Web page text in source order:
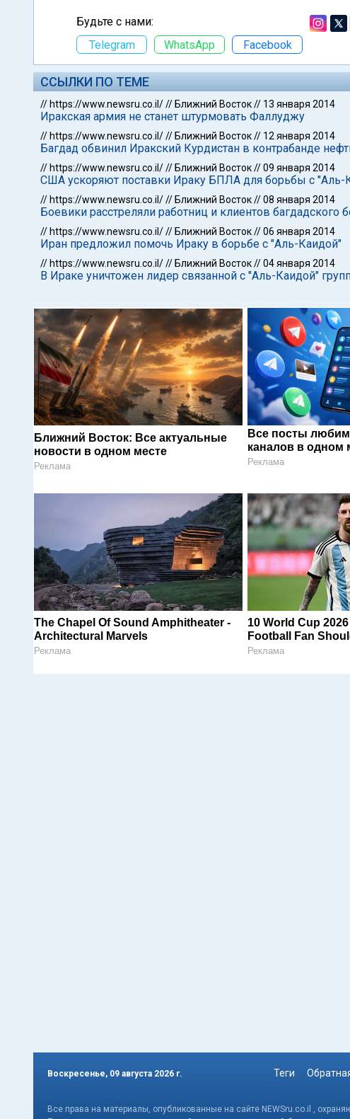
Будьте с нами:
Telegram
WhatsApp Facebook
ССЫЛКИ ПО ТЕМЕ
// https://www.newsru.co.il/// Ближний Восток// 13 января 2014
Иракская армия не станет штурмовать Фаллуджу
// https://www.newsru.co.il/// Ближний Восток// 12 января 2014
Багдад обвинил Иракский Курдистан в контрабанде
// https://www.newsru.co.il/// Ближний Восток//09 января 2014
США ускоряют поставки Ираку БПЛА для борьбы с "Аль-
// https://www.newsru.co.il/// Ближний Восток//08 января 2014
Боевики расстреляли работниц и клиентов багдадского
// https://www.newsru.co.il/// Ближний Восток//06 января 2014
Иран предложил помочь Ираку в борьбе с "Аль-Каидой"
// https://www.newsru.co.il/// Ближний Восток//04 января 2014
В Ираке уничтожен лидер связанной с "Аль-Каидой"
Ближний Восток: Все актуальные
новости в одном месте
Реклама
Все посты
каналов в одном
Реклама
The Chapel Of Sound Amphitheater -
Architectural Marvels
Реклама
10 World Cup
Football Fan
Реклама
Воскресенье, 09 августа 2026 г. Теги
Все права на материалы, опубликованные на сайте NEWSru.co.il ,